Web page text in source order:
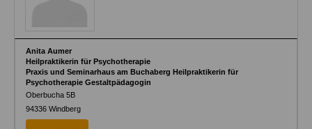
Anita Aumer
Heilpraktikerin für Psychotherapie
Praxis und Seminarhaus am Buchaberg Heilpraktikerin für
Psychotherapie Gestaltpädagogin
Oberbucha 5B
94336 Windberg